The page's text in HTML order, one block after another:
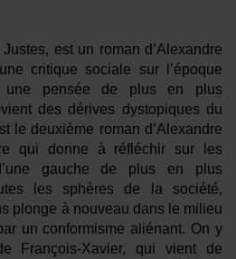
est un roman d’Alexandre
critique sociale sur l’époque
une pensée de plus en plus
des dérives dystopiques du
le deuxième roman d’Alexandre
qui donne à réfléchir sur les
gauche de plus en plus
les sphères de la société,
plonge à nouveau dans le milieu
un conformisme aliénant. On y
François-Xavier, qui vient de